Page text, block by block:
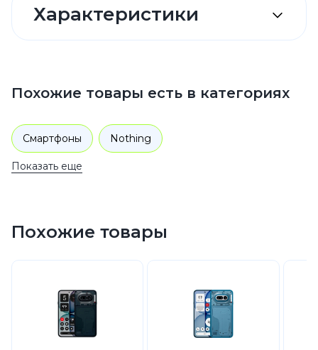
Характеристики
Похожие товары есть в категориях
Смартфоны Nothing
Показать еще
Похожие товары